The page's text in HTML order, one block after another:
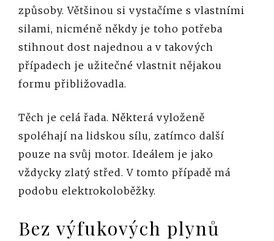
způsoby. Většinou si vystačíme s vlastními
silami, nicméně někdy je toho potřeba
stihnout dost najednou a v takových
případech je užitečné vlastnit nějakou
formu přibližovadla.
Těch je celá řada. Některá vyloženě
spoléhají na lidskou sílu, zatímco další
pouze na svůj motor. Ideálem je jako
vždycky zlatý střed. V tomto případě má
podobu elektrokoloběžky.
Bez výfukových plynů